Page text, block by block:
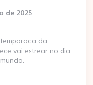
de 2025
da
vai estrear no dia